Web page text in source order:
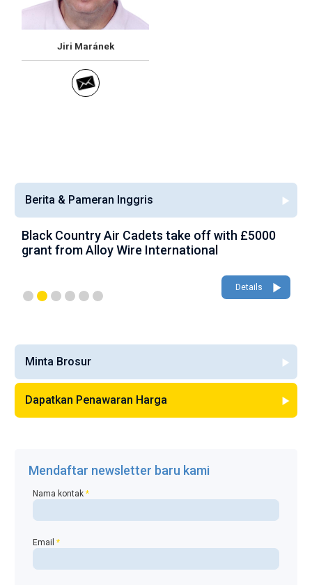
Jiri Maránek
Berita & Pameran Inggris
Black Country Air Cadets take off with £5000
grant from Alloy Wire International
Details
Minta Brosur
Dapatkan Penawaran Harga
Mendaftar newsletter baru kami
Nama kontak*
Email*